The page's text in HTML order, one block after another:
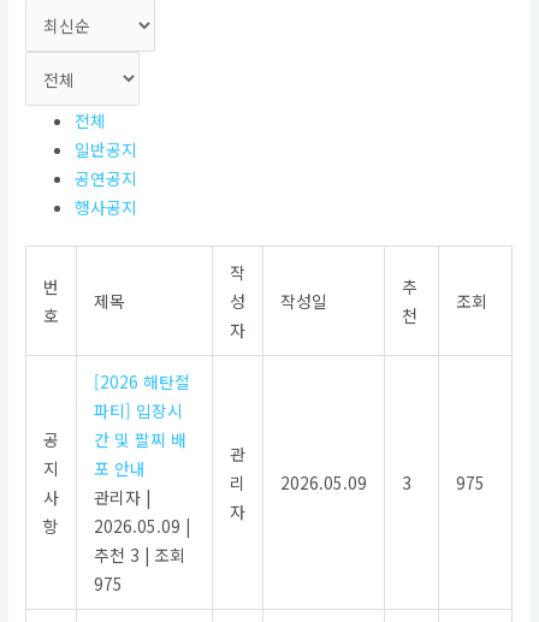
전체
일반공지
공연공지
행사공지
번
호
제목
작
성
자
작성일
추
천
조회
공
지
사
항
[2026 해탄절
파티] 입장시
간 및 팔찌 배
포 안내
관리자 |
2026.05.09 |
추천 3 | 조회
975
관
리
자
2026.05.09 3 975